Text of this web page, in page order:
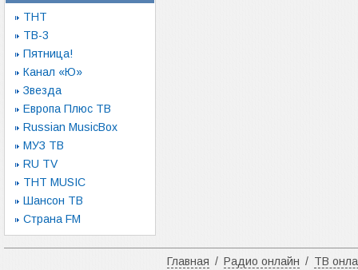
ТНТ
ТВ-3
Пятница!
Канал «Ю»
Звезда
Европа Плюс ТВ
Russian MusicBox
МУЗ ТВ
RU TV
ТНТ MUSIC
Шансон ТВ
Страна FM
Главная / Радио онлайн / ТВ